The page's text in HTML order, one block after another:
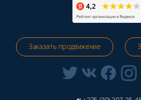
Заказать продвижение